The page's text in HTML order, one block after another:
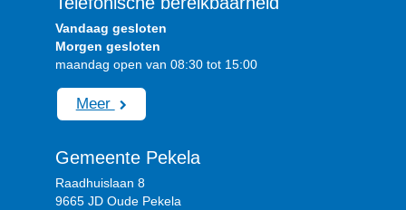
Vandaag gesloten
Morgen gesloten
maandag open van 08:30 tot 15:00
Meer
Gemeente Pekela
Raadhuislaan 8
9665 JD Oude Pekela